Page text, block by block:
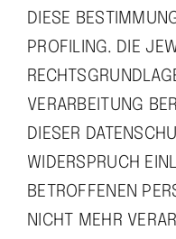
DIESE
PROFILING. DIE
VERARBEITUNG
DIESER
WIDERSPRUCH
BETROFFENEN
NICHT MEHR